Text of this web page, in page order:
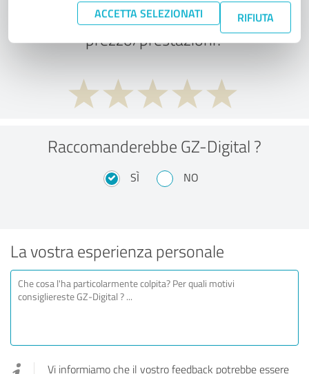
ACCETTA SELEZIONATI RIFIUTA
Cosa ne pensate del rapporto
prezzo/prestazioni?
Raccomanderebbe GZ-Digital ?
SÌ NO
La vostra esperienza personale
Vi informiamo che il vostro feedback potrebbe essere